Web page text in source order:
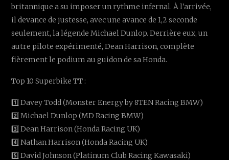
britannique a su imposer un rythme infernal. À l'arrivée,
il devance de justesse, avec une avance de 1,2 seconde
seulement, la légende Michael Dunlop. Derrière eux, un
autre pilote expérimenté, Dean Harrison, complète
fièrement le podium au guidon de sa Honda.
Top 10 Superbike TT :
1️⃣ Davey Todd (Monster Energy by 8TEN Racing BMW)
2️⃣ Michael Dunlop (MD Racing BMW)
3️⃣ Dean Harrison (Honda Racing UK)
4️⃣ Nathan Harrison (Honda Racing UK)
5️⃣ David Johnson (Platinum Club Racing Kawasaki)